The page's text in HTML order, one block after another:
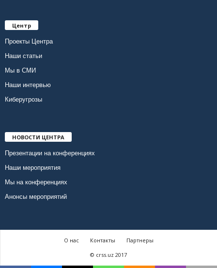
Центр
Проекты Центра
Наши статьи
Мы в СМИ
Наши интервью
Киберугрозы
НОВОСТИ ЦЕНТРА
Презентации на конференциях
Наши мероприятия
Мы на конференциях
Анонсы мероприятий
О нас Контакты
Партнеры
© crss.uz 2017